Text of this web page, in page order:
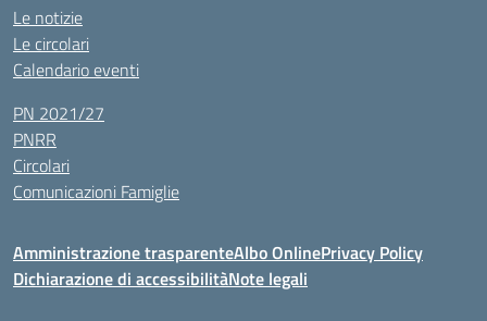
Le notizie
Le circolari
Calendario eventi
PN 2021/27
PNRR
Circolari
Comunicazioni Famiglie
Amministrazione trasparenteAlbo OnlinePrivacy Policy
Dichiarazione di accessibilitàNote legali